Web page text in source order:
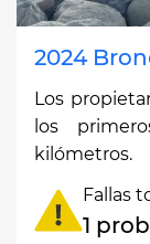
2024
Los
los
kilómetros.
Fallas
1